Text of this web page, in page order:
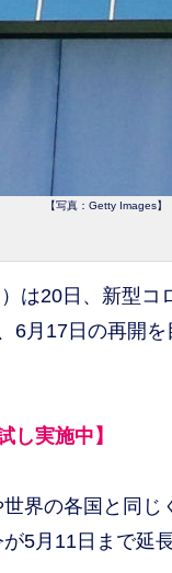
【写真：Getty Images】
は20日、新型コ
月17日の再開を
し実施中】
界の各国と同じ
5月11日まで延